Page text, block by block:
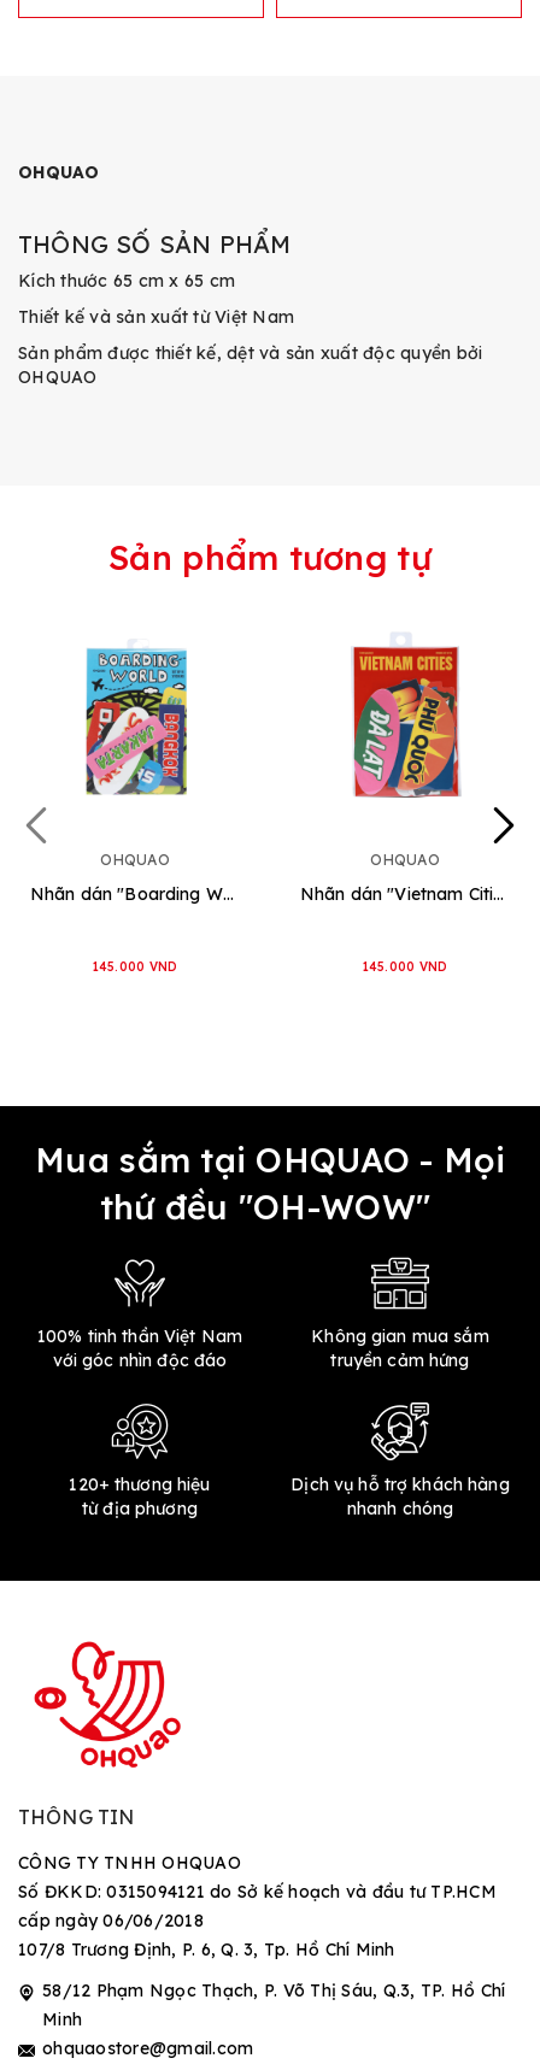
OHQUAO
THÔNG SỐ SẢN PHẨM
Kích thước 65 cm x 65 cm
Thiết kế và sản xuất từ Việt Nam
Sản phẩm được thiết kế, dệt và sản xuất độc quyền bởi
OHQUAO
Sản phẩm tương tự
OHQUAO
Nhãn dán "Boarding World"
145.000 VND
OHQUAO
Nhãn dán "Vietnam Cities"
145.000 VND
Mua sắm tại OHQUAO - Mọi
thứ đều "OH-WOW"
100% tinh thần Việt Nam
với góc nhìn độc đáo
Không gian mua sắm
truyền cảm hứng
120+ thương hiệu
từ địa phương
Dịch vụ hỗ trợ khách hàng
nhanh chóng
THÔNG TIN
CÔNG TY TNHH OHQUAO
Số ĐKKD: 0315094121 do Sở kế hoạch và đầu tư TP.HCM
cấp ngày 06/06/2018
107/8 Trương Định, P. 6, Q. 3, Tp. Hồ Chí Minh
58/12 Phạm Ngọc Thạch, P. Võ Thị Sáu, Q.3, TP. Hồ Chí
Minh
ohquaostore@gmail.com